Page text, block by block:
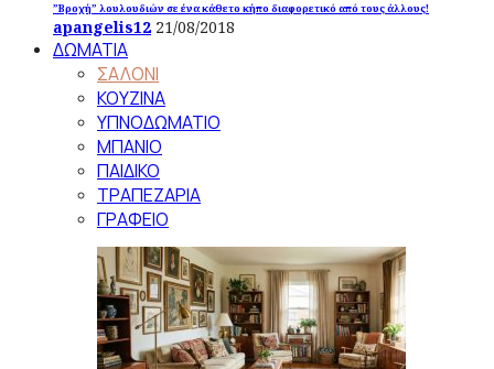
”Βροχή” λουλουδιών σε ένα κάθετο κήπο διαφορετικό από τους άλλους!
apangelis12 21/08/2018
ΔΩΜΑΤΙΑ
ΣΑΛΟΝΙ
ΚΟΥΖΙΝΑ
ΥΠΝΟΔΩΜΑΤΙΟ
ΜΠΑΝΙΟ
ΠΑΙΔΙΚΟ
ΤΡΑΠΕΖΑΡΙΑ
ΓΡΑΦΕΙΟ